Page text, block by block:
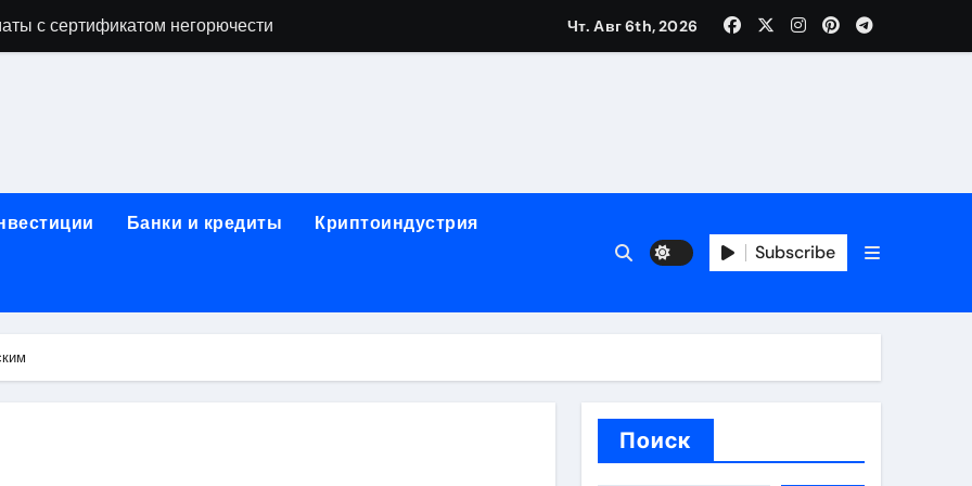
в онлайн-формате
мебельного щита, фанеры, шпона и паркетной химии в каталоге
этапы строительства, проверка застройщика и сценарии оформления сделки
платежных карт без верификации и банковского участия с пополнением стейблкоином
станций серий T330 и T990
Чт. Авг 6th, 2026
Банки и кредиты Криптоиндустрия
Subscribe
Поиск